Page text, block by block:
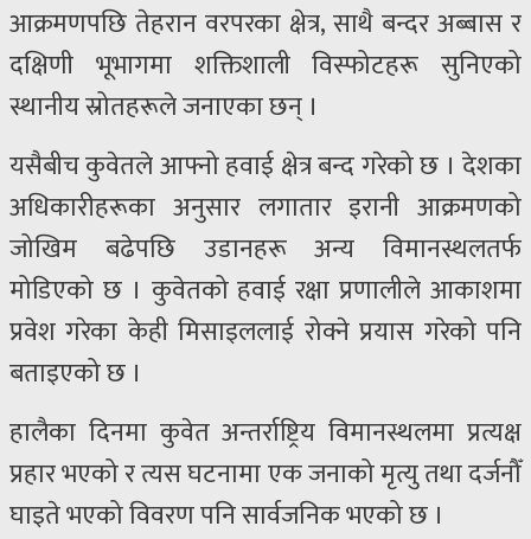
आक्रमणपछि तेहरान वरपरका क्षेत्र, साथै बन्दर अब्बास र
दक्षिणी भूभागमा शक्तिशाली विस्फोटहरू सुनिएको
स्थानीय स्रोतहरूले जनाएका छन् ।
यसैबीच कुवेतले आफ्नो हवाई क्षेत्र बन्द गरेको छ । देशका
अधिकारीहरूका अनुसार लगातार इरानी आक्रमणको
जोखिम बढेपछि उडानहरू अन्य विमानस्थलतर्फ
मोडिएको छ । कुवेतको हवाई रक्षा प्रणालीले आकाशमा
प्रवेश गरेका केही मिसाइललाई रोक्ने प्रयास गरेको पनि
बताइएको छ ।
हालैका दिनमा कुवेत अन्तर्राष्ट्रिय विमानस्थलमा प्रत्यक्ष
प्रहार भएको र त्यस घटनामा एक जनाको मृत्यु तथा दर्जनौँ
घाइते भएको विवरण पनि सार्वजनिक भएको छ ।